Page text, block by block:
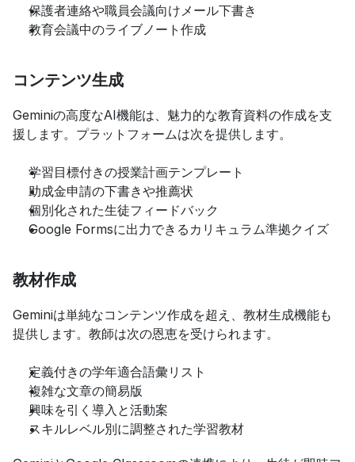
保護者連絡や職員会議向けメール下書き
教育会議中のライブノート作成
コンテンツ生成
Geminiの高度なAI機能は、魅力的な教育資料の作成を支
援します。プラットフォームは次を提供します。
学習目標付きの授業計画テンプレート
助成金申請の下書きや推薦状
個別化された生徒フィードバック
Google Formsに出力できるカリキュラム準拠クイズ
教材作成
Geminiは単純なコンテンツ作成を超え、教材生成機能も
提供します。教師は次の恩恵を受けられます。
定義付きの学年適合語彙リスト
複雑な文章の簡易版
興味を引く導入と活動案
スキルレベル別に調整された学習教材